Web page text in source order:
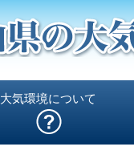
大気環境について